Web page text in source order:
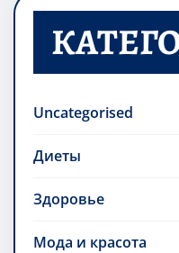
Uncategorised
Диеты
Здоровье
Мода и красота